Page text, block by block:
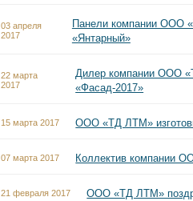
03 апреля
2017
Панели компании ООО
«Янтарный»
22 марта
2017
Дилер компании ООО
«Фасад-2017»
15 марта 2017 ООО «ТД ЛТМ»
07 марта 2017 Коллектив компании
21 февраля 2017 ООО «ТД ЛТМ»